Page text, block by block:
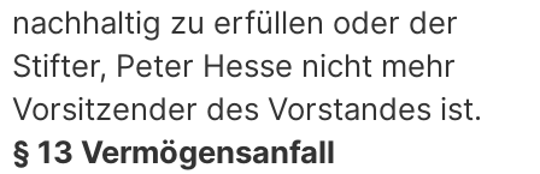
nachhaltig zu erfüllen oder der
Stifter, Peter Hesse nicht mehr
Vorsitzender des Vorstandes ist.
§ 13 Vermögensanfall